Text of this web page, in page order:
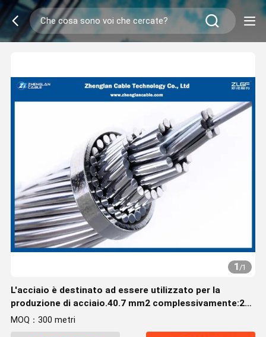
1/1
L'acciaio è destinato ad essere utilizzato per la
produzione di acciaio.40.7 mm2 complessivamente:291
mm2), conduttore ACSR secondo IEC 61089
MOQ：300 metri